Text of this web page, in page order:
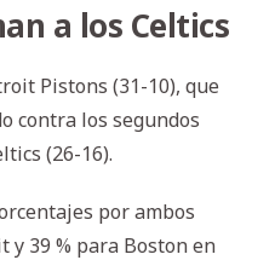
a los Celtics
Pistons (31-10), que
contra los segundos
(26-16).
por ambos
y 39 % para Boston en